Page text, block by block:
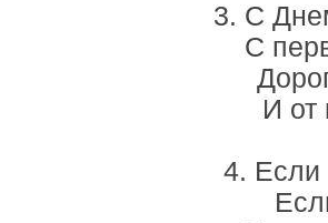
3. С
С
И от
4. Если